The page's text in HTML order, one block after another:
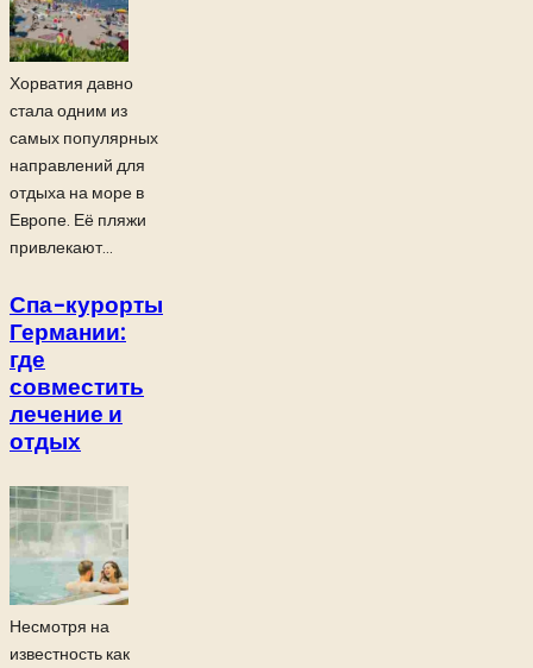
Хорватия давно
стала одним из
самых популярных
направлений для
отдыха на море в
Европе. Её пляжи
привлекают...
Спа-курорты
Германии:
где
совместить
лечение и
отдых
Несмотря на
известность как